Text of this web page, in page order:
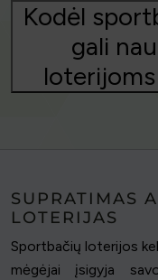
Kodėl
gali
SUPRATIMAS
LOTERIJAS
Sportbačių loterijos
mėgėjai įsigyja